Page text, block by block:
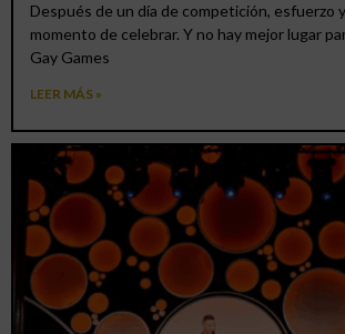
Después de un día de competición, esfuerzo
momento de celebrar. Y no hay mejor lugar
Gay Games
LEER MÁS »